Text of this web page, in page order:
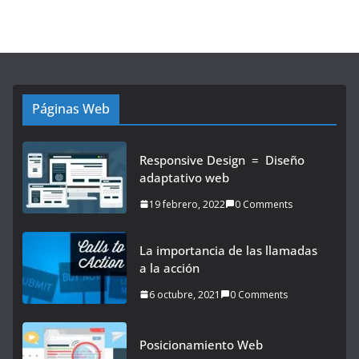
Páginas Web
Responsive Design = Diseño
adaptativo web
19 febrero, 2022 0 Comments
La importancia de las llamadas
a la acción
6 octubre, 2021 0 Comments
Posicionamiento Web